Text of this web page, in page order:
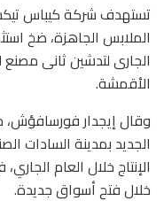
تستهدف شركة كيباس
الملابس الجاهزة، ضخ
الجارى لتدشين ثانى
الأقمشة.
وقال إيجدار فورسافؤش،
الجديد بمدينة السادات
الإنتاج خلال العام
خلال فتح أسواق جديدة.